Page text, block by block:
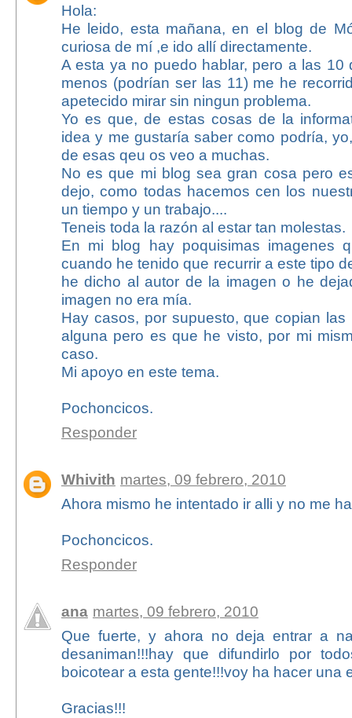
Hola:
He leido, esta mañana, en el blog de
curiosa de mí ,e ido allí directamente.
A esta ya no puedo hablar, pero a las 10
menos (podrían ser las 11) me he
apetecido mirar sin ningun problema.
Yo es que, de estas cosas de la
idea y me gustaría saber como podría,
de esas qeu os veo a muchas.
No es que mi blog sea gran cosa pero
dejo, como todas hacemos cen los
un tiempo y un trabajo....
Teneis toda la razón al estar tan molestas.
En mi blog hay poquisimas imagenes
cuando he tenido que recurrir a este tipo
he dicho al autor de la imagen o he
imagen no era mía.
Hay casos, por supuesto, que copian las
alguna pero es que he visto, por mi
caso.
Mi apoyo en este tema.
Pochoncicos.
Responder
Whivith martes, 09 febrero, 2010
Ahora mismo he intentado ir alli y no me
Pochoncicos.
Responder
ana martes, 09 febrero, 2010
Que fuerte, y ahora no deja entrar a
desaniman!!!hay que difundirlo por
boicotear a esta gente!!!voy ha hacer una
Gracias!!!